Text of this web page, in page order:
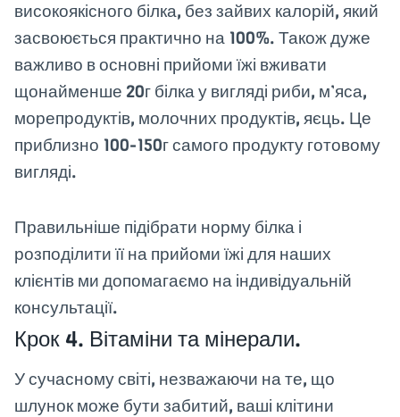
високоякісного білка, без зайвих калорій, який
засвоюється практично на 100%. Також дуже
важливо в основні прийоми їжі вживати
щонайменше 20г білка у вигляді риби, м’яса,
морепродуктів, молочних продуктів, яєць. Це
приблизно 100-150г самого продукту готовому
вигляді.
Правильніше підібрати норму білка і
розподілити її на прийоми їжі для наших
клієнтів ми допомагаємо на індивідуальній
консультації.
Крок 4. Вітаміни та мінерали.
У сучасному світі, незважаючи на те, що
шлунок може бути забитий, ваші клітини